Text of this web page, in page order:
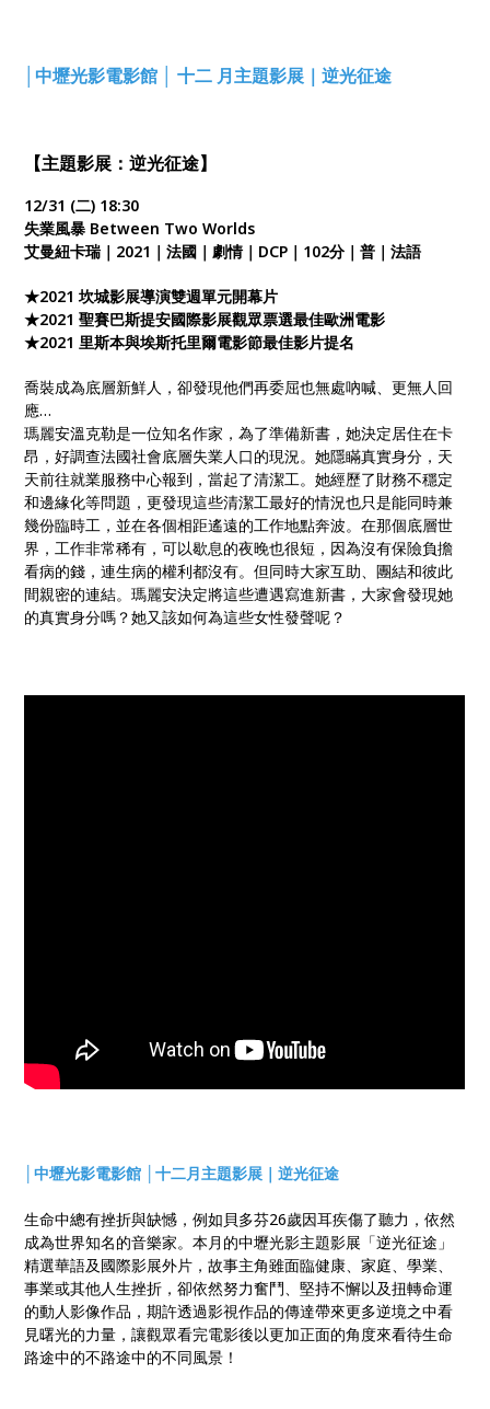
│中壢光影電影館 │ 十二 月主題影展｜逆光征途
【主題影展：逆光征途】
12/31 (二) 18:30
失業風暴 Between Two Worlds
艾曼紐卡瑞｜2021｜法國｜劇情｜DCP｜102分｜普｜法語
★2021 坎城影展導演雙週單元開幕片
★2021 聖賽巴斯提安國際影展觀眾票選最佳歐洲電影
★2021 里斯本與埃斯托里爾電影節最佳影片提名
喬裝成為底層新鮮人，卻發現他們再委屈也無處吶喊、更無人回
應…
瑪麗安溫克勒是一位知名作家，為了準備新書，她決定居住在卡
昂，好調查法國社會底層失業人口的現況。她隱瞞真實身分，天
天前往就業服務中心報到，當起了清潔工。她經歷了財務不穩定
和邊緣化等問題，更發現這些清潔工最好的情況也只是能同時兼
幾份臨時工，並在各個相距遙遠的工作地點奔波。在那個底層世
界，工作非常稀有，可以歇息的夜晚也很短，因為沒有保險負擔
看病的錢，連生病的權利都沒有。但同時大家互助、團結和彼此
間親密的連結。瑪麗安決定將這些遭遇寫進新書，大家會發現她
的真實身分嗎？她又該如何為這些女性發聲呢？
│中壢光影電影館 │十二月主題影展｜逆光征途
生命中總有挫折與缺憾，例如貝多芬26歲因耳疾傷了聽力，依然
成為世界知名的音樂家。本月的中壢光影主題影展「逆光征途」
精選華語及國際影展外片，故事主角雖面臨健康、家庭、學業、
事業或其他人生挫折，卻依然努力奮鬥、堅持不懈以及扭轉命運
的動人影像作品，期許透過影視作品的傳達帶來更多逆境之中看
見曙光的力量，讓觀眾看完電影後以更加正面的角度來看待生命
路途中的不路途中的不同風景！